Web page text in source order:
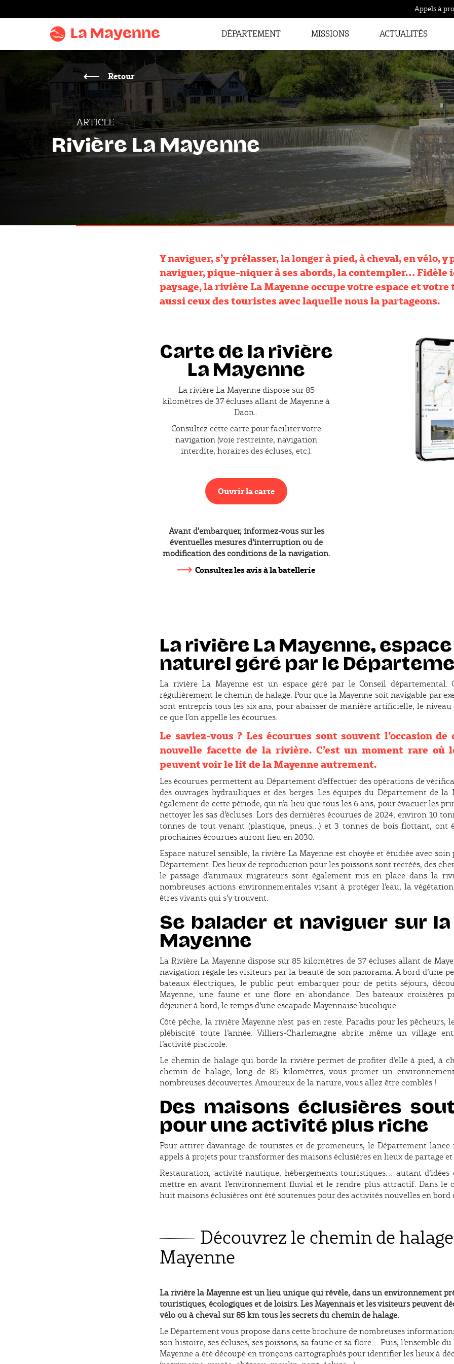
Aller à la
Accentuer
Appels à
La Mayenne DÉPARTEMENT MISSIONS ACTUALITÉS
Retour
ARTICLE
Rivière La Mayenne
Y naviguer, s’y prélasser, la longer à pied, à cheval, en vélo, y
naviguer, pique-niquer à ses abords, la contempler… Fidèle
paysage, la rivière La Mayenne occupe votre espace et
aussi ceux des touristes avec laquelle nous la partageons.
Carte de la rivière
La Mayenne
La rivière La Mayenne dispose sur 85
kilomètres de 37 écluses allant de Mayenne à
Daon..
Consultez cette carte pour faciliter votre
navigation (voie restreinte, navigation
interdite, horaires des écluses, etc.).
Ouvrir la carte
Avant d'embarquer, informez-vous sur les
éventuelles mesures d’interruption ou de
modification des conditions de la navigation.
Consultez les avis à la batellerie
La rivière La Mayenne, espace
naturel géré par le
La rivière La Mayenne est un espace géré par le Conseil départemental.
régulièrement le chemin de halage. Pour que la Mayenne soit navigable par
sont entrepris tous les six ans, pour abaisser de manière artificielle, le niveau
ce que l’on appelle les écourues.
Le saviez-vous ? Les écourues sont souvent l’occasion
nouvelle facette de la rivière. C’est un moment rare où
peuvent voir le lit de la Mayenne autrement.
Les écourues permettent au Département d’effectuer des opérations de
des ouvrages hydrauliques et des berges. Les équipes du Département de
également de cette période, qui n’a lieu que tous les 6 ans, pour évacuer les
nettoyer les sas d’écluses. Lors des dernières écourues de 2024, environ 10
tonnes de tout venant (plastique, pneus…) et 3 tonnes de bois flottant, ont
prochaines écourues auront lieu en 2030.
Espace naturel sensible, la rivière La Mayenne est choyée et étudiée avec soin
Département. Des lieux de reproduction pour les poissons sont recréés, des
le passage d’animaux migrateurs sont également mis en place dans la
nombreuses actions environnementales visant à protéger l’eau, la végétation
êtres vivants qui s’y trouvent.
Se balader et naviguer sur
Mayenne
La Rivière La Mayenne dispose sur 85 kilomètres de 37 écluses allant de
navigation régale les visiteurs par la beauté de son panorama. A bord d’une
bateaux électriques, le public peut embarquer pour de petits séjours,
Mayenne, une faune et une flore en abondance. Des bateaux croisières
déjeuner à bord, le temps d’une escapade Mayennaise bucolique.
Côté pêche, la rivière Mayenne n’est pas en reste. Paradis pour les pêcheurs,
plébiscité toute l’année. Villiers-Charlemagne abrite même un village
l’activité piscicole.
Le chemin de halage qui borde la rivière permet de profiter d’elle à pied, à
chemin de halage, long de 85 kilomètres, vous promet un
nombreuses découvertes. Amoureux de la nature, vous allez être comblés !
Des maisons éclusières
pour une activité plus riche
Pour attirer davantage de touristes et de promeneurs, le Département lance
appels à projets pour transformer des maisons éclusières en lieux de partage
Restauration, activité nautique, hébergements touristiques… autant
mettre en avant l’environnement fluvial et le rendre plus attractif. Dans le
huit maisons éclusières ont été soutenues pour des activités nouvelles en bord
Découvrez le chemin de
Mayenne
La rivière la Mayenne est un lieu unique qui révèle, dans un environnement
touristiques, écologiques et de loisirs. Les Mayennais et les visiteurs peuvent
vélo ou à cheval sur 85 km tous les secrets du chemin de halage.
Le Département vous propose dans cette brochure de nombreuses
son histoire, ses écluses, ses poissons, sa faune et sa flore… Puis, l’ensemble
Mayenne a été découpé en tronçons cartographiés pour identifier les lieux à